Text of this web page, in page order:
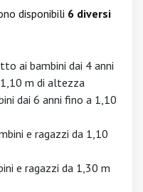
disponibili 6 diversi
ai bambini dai 4 anni
m di altezza
dai 6 anni fino a 1,10
e ragazzi da 1,10
e ragazzi da 1,30 m